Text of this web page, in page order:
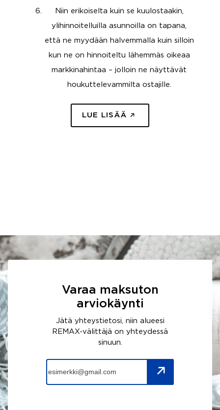
Niin erikoiselta kuin se kuulostaakin,
ylihinnoitelluilla asunnoilla on tapana,
että ne myydään halvemmalla kuin silloin
kun ne on hinnoiteltu lähemmäs oikeaa
markkinahintaa – jolloin ne näyttävät
houkuttelevammilta ostajille.
LUE LISÄÄ
Varaa maksuton
arviokäynti
Jätä yhteystietosi, niin alueesi
REMAX-välittäjä on yhteydessä
sinuun.